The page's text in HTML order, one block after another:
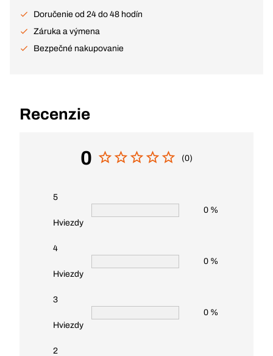
Doručenie od 24 do 48 hodín
Záruka a výmena
Bezpečné nakupovanie
Recenzie
0 (0)
5
Hviezdy
0 %
4
Hviezdy
0 %
3
Hviezdy
0 %
2